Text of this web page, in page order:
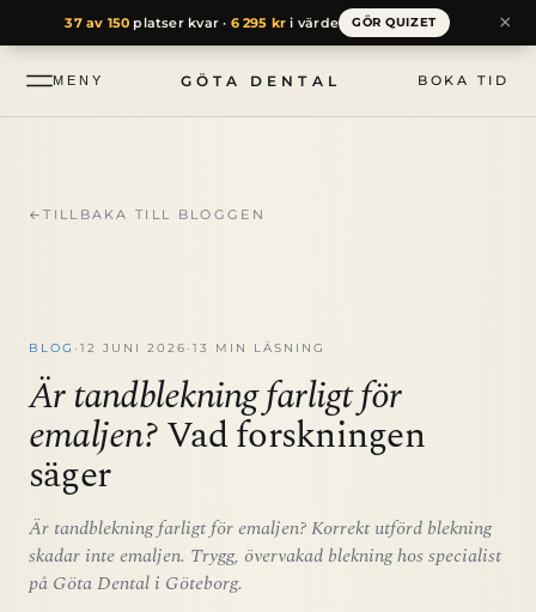
MENY GÖTA DENTAL BOKA TID
←TILLBAKA TILL BLOGGEN
BLOG · 12 JUNI 2026 · 13 MIN LÄSNING
Är tandblekning farligt för
emaljen?Vad forskningen
säger
Är tandblekning farligt för emaljen? Korrekt utförd blekning
skadar inte emaljen. Trygg, övervakad blekning hos specialist
på Göta Dental i Göteborg.
37 av 150 platser kvar · 6 295 kr i värde GÖR QUIZET ×